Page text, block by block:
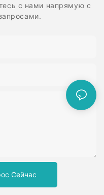
с нами напрямую с
Сейчас